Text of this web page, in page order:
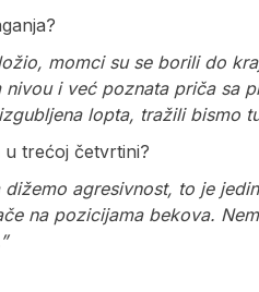
momci su se borili do
nivou i već poznata priča sa
lopta, tražili bismo
u trećoj četvrtini?
dižemo agresivnost, to je
na pozicijama bekova.